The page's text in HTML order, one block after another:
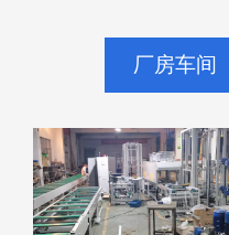
厂房车间